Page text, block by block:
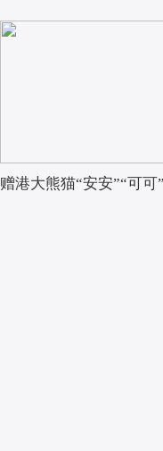
赠港大熊猫“安安”“可可